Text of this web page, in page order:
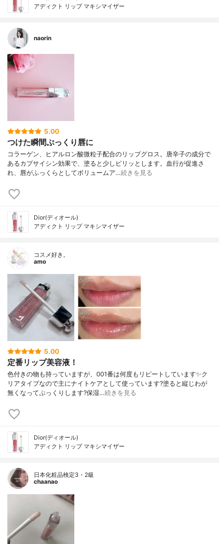
アディクト リップ マキシマイザー
naorin
5.00
つけた瞬間ぷっくり唇に
コラーゲン、ヒアルロン酸微粒子配合のリップグロス。唐辛子の成分で
あるカプサイシン効果で、塗ると少しピリッとします。血行が促進さ
れ、唇がふっくらとしてボリュームア…続きを見る
Dior(ディオール)
アディクト リップ マキシマイザー
コスメ好き。
amo
5.00
定番リップ美容液！
色付きの物も持っていますが、001番は何度もリピートしています✨ク
リアタイプなので主にナイトケアとして使っています?塗ると縦じわが
無くなってぷっくりします?保湿…続きを見る
Dior(ディオール)
アディクト リップ マキシマイザー
日本化粧品検定3・2級
chaanao